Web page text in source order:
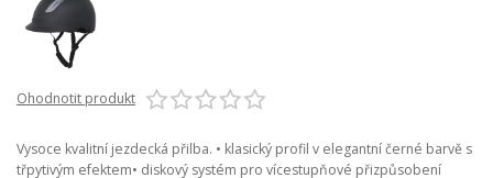
Ohodnotit produkt
Vysoce kvalitní jezdecká přilba. • klasický profil v elegantní černé barvě s
třpytivým efektem• diskový systém pro vícestupňové přizpůsobení